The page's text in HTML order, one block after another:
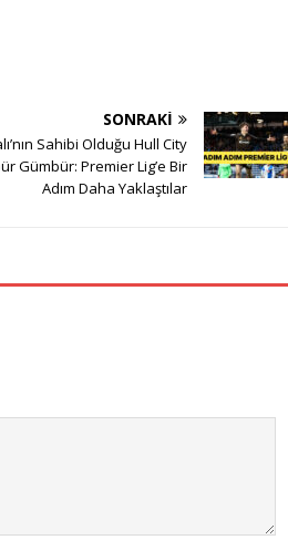
SONRAKI
Sahibi Olduğu Hull City
Gümbür: Premier Lig’e Bir
Adım Daha Yaklaştılar